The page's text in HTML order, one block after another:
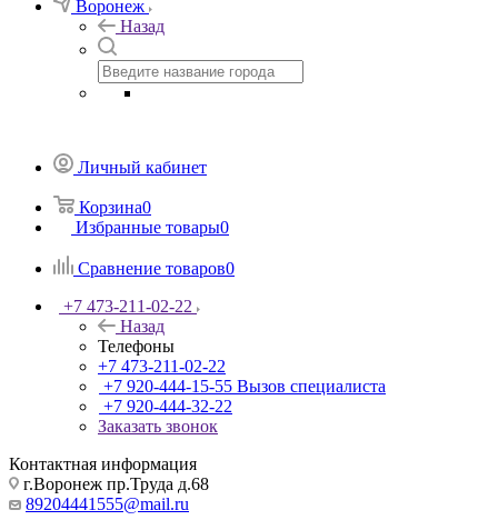
Воронеж
Назад
Личный кабинет
Корзина0
Избранные товары0
Сравнение товаров0
+7 473-211-02-22
Назад
Телефоны
+7 473-211-02-22
+7 920-444-15-55 Вызов специалиста
+7 920-444-32-22
Заказать звонок
Контактная информация
г.Воронеж пр.Труда д.68
89204441555@mail.ru